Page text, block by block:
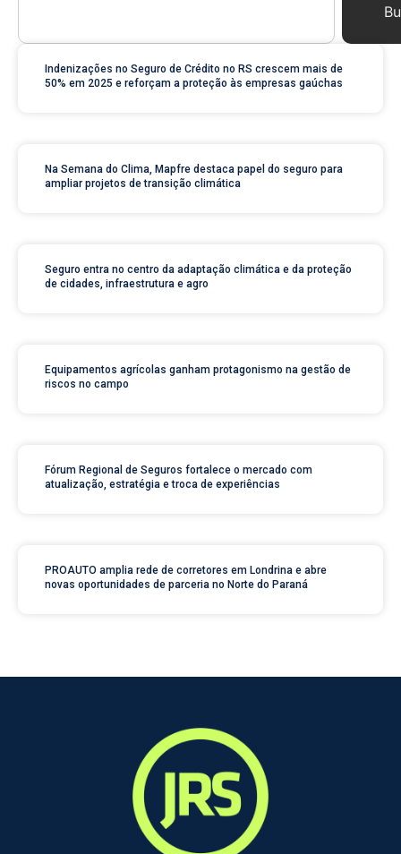
Indenizações no Seguro de Crédito no RS crescem mais de
50% em 2025 e reforçam a proteção às empresas gaúchas
Na Semana do Clima, Mapfre destaca papel do seguro para
ampliar projetos de transição climática
Seguro entra no centro da adaptação climática e da proteção
de cidades, infraestrutura e agro
Equipamentos agrícolas ganham protagonismo na gestão de
riscos no campo
Fórum Regional de Seguros fortalece o mercado com
atualização, estratégia e troca de experiências
PROAUTO amplia rede de corretores em Londrina e abre
novas oportunidades de parceria no Norte do Paraná